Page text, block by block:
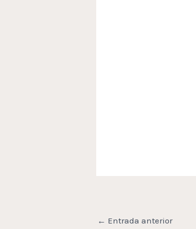
← Entrada anterior